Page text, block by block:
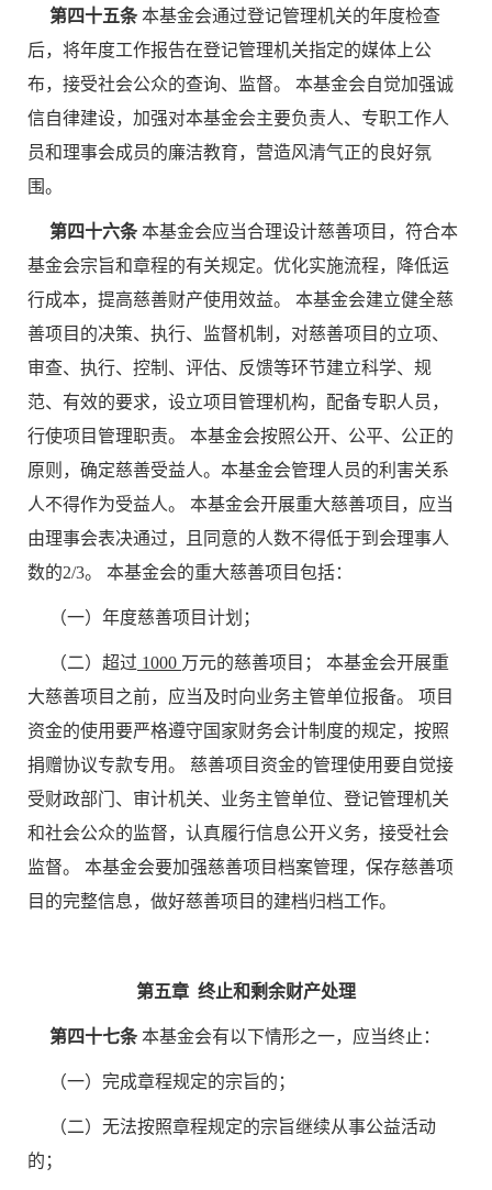
第四十五条本基金会通过登记管理机关的年度检查
后，将年度工作报告在登记管理机关指定的媒体上公
布，接受社会公众的查询、监督。 本基金会自觉加强诚
信自律建设，加强对本基金会主要负责人、专职工作人
员和理事会成员的廉洁教育，营造风清气正的良好氛
围。
第四十六条本基金会应当合理设计慈善项目，符合本
基金会宗旨和章程的有关规定。优化实施流程，降低运
行成本，提高慈善财产使用效益。 本基金会建立健全慈
善项目的决策、执行、监督机制，对慈善项目的立项、
审查、执行、控制、评估、反馈等环节建立科学、规
范、有效的要求，设立项目管理机构，配备专职人员，
行使项目管理职责。 本基金会按照公开、公平、公正的
原则，确定慈善受益人。本基金会管理人员的利害关系
人不得作为受益人。 本基金会开展重大慈善项目，应当
由理事会表决通过，且同意的人数不得低于到会理事人
数的2/3。 本基金会的重大慈善项目包括：
（一）年度慈善项目计划；
（二）超过 1000 万元的慈善项目； 本基金会开展重
大慈善项目之前，应当及时向业务主管单位报备。 项目
资金的使用要严格遵守国家财务会计制度的规定，按照
捐赠协议专款专用。 慈善项目资金的管理使用要自觉接
受财政部门、审计机关、业务主管单位、登记管理机关
和社会公众的监督，认真履行信息公开义务，接受社会
监督。 本基金会要加强慈善项目档案管理，保存慈善项
目的完整信息，做好慈善项目的建档归档工作。
第五章 终止和剩余财产处理
第四十七条本基金会有以下情形之一，应当终止：
（一）完成章程规定的宗旨的；
（二）无法按照章程规定的宗旨继续从事公益活动
的；